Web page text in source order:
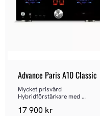
Advance Paris A10 Classic
Mycket prisvärd
Hybridförstärkare med
17 900 kr